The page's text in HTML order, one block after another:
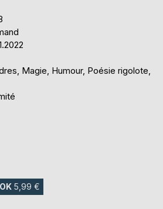
Magie, Humour, Poésie rigolote,
5,99 €